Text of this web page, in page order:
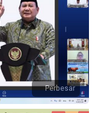
Perbesar